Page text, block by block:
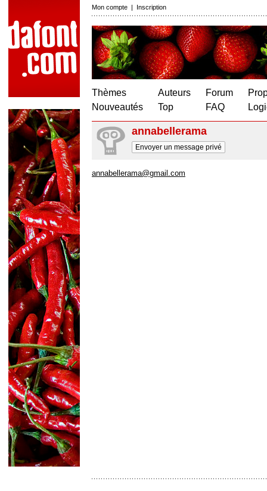
Mon compte | Inscription
Thèmes
Nouveautés
Auteurs
Top
Forum
FAQ
annabellerama
Envoyer un message privé
annabellerama@gmail.com